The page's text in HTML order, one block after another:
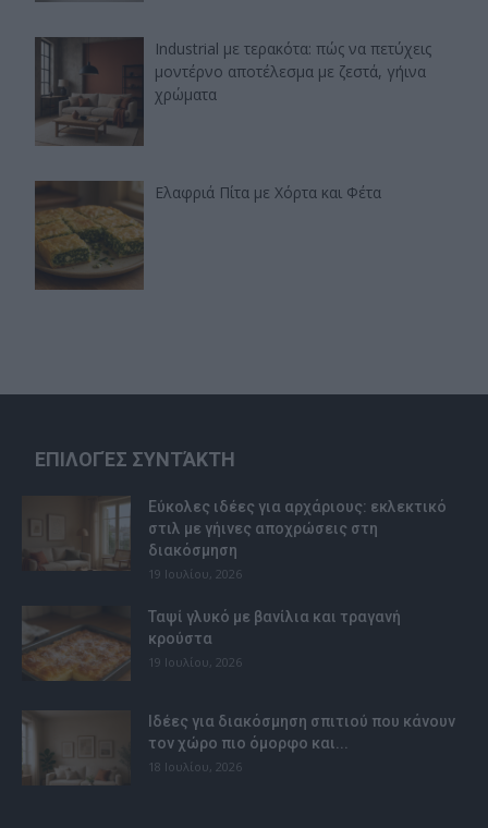
Industrial με τερακότα: πώς να πετύχεις
μοντέρνο αποτέλεσμα με ζεστά, γήινα
χρώματα
Ελαφριά Πίτα με Χόρτα και Φέτα
ΕΠΙΛΟΓΈΣ ΣΥΝΤΆΚΤΗ
Εύκολες ιδέες για αρχάριους: εκλεκτικό
στιλ με γήινες αποχρώσεις στη
διακόσμηση
19 Ιουλίου, 2026
Ταψί γλυκό με βανίλια και τραγανή
κρούστα
19 Ιουλίου, 2026
Ιδέες για διακόσμηση σπιτιού που κάνουν
τον χώρο πιο όμορφο και...
18 Ιουλίου, 2026